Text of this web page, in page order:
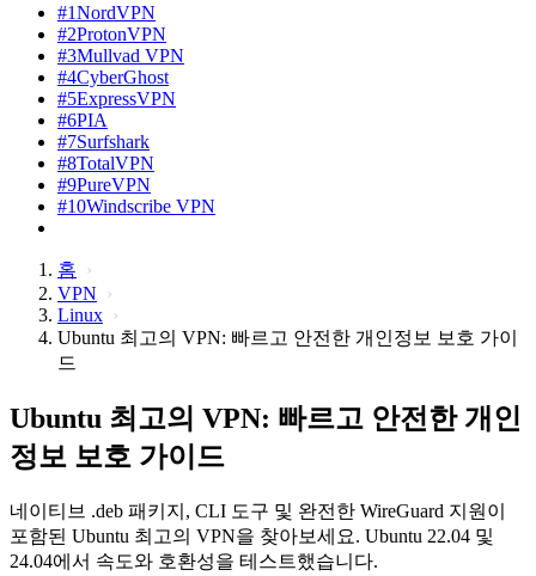
#1NordVPN
#2ProtonVPN
#3Mullvad VPN
#4CyberGhost
#5ExpressVPN
#6PIA
#7Surfshark
#8TotalVPN
#9PureVPN
#10Windscribe VPN
홈
VPN
Linux
Ubuntu 최고의 VPN: 빠르고 안전한 개인정보 보호 가이
드
Ubuntu 최고의 VPN: 빠르고 안전한 개인
정보 보호 가이드
네이티브 .deb 패키지, CLI 도구 및 완전한 WireGuard 지원이
포함된 Ubuntu 최고의 VPN을 찾아보세요. Ubuntu 22.04 및
24.04에서 속도와 호환성을 테스트했습니다.